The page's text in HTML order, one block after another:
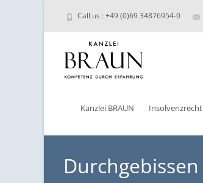
Call us : +49 (0)69 34876954-0
toKanzlei BRAUN Insolvenzrecht
Durchgebissen